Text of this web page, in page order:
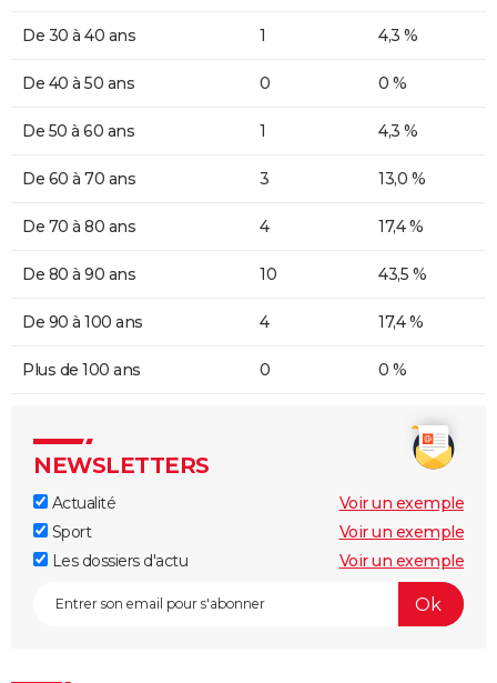
De 30 à 40 ans 1 4,3 %
De 40 à 50 ans 0 0 %
De 50 à 60 ans 1 4,3 %
De 60 à 70 ans 3 13,0 %
De 70 à 80 ans 4 17,4 %
De 80 à 90 ans 10 43,5 %
De 90 à 100 ans 4 17,4 %
Plus de 100 ans 0 0 %
NEWSLETTERS
Actualité
Voir un exemple
Sport
Voir un exemple
Les dossiers d'actu
Voir un exemple